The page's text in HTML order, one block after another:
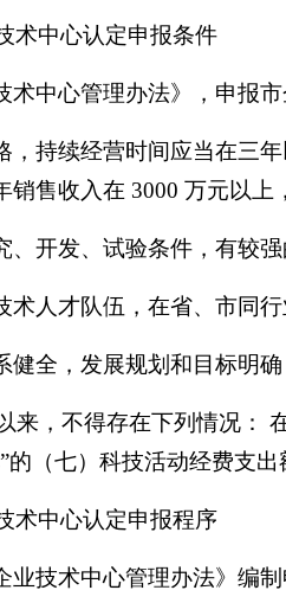
术中心认定申报条件
术中心管理办法》，申报
，持续经营时间应当在三
销售收入在 3000 万元以
、开发、试验条件，有较
术人才队伍，在省、市同
健全，发展规划和目标明
来，不得存在下列情况
的（七）科技活动经费支
术中心认定申报程序
业技术中心管理办法》编